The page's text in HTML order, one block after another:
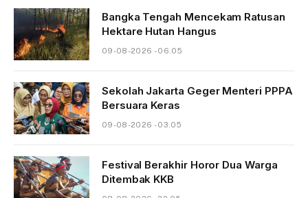
Bangka Tengah Mencekam Ratusan
Hektare Hutan Hangus
09-08-2026 - 06.05
Sekolah Jakarta Geger Menteri PPPA
Bersuara Keras
09-08-2026 - 03.05
Festival Berakhir Horor Dua Warga
Ditembak KKB